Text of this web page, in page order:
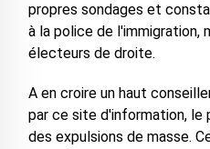
propres sondages et
à la police de l'immigration,
électeurs de droite.
A en croire un haut
par ce site d'information, le
des expulsions de masse.